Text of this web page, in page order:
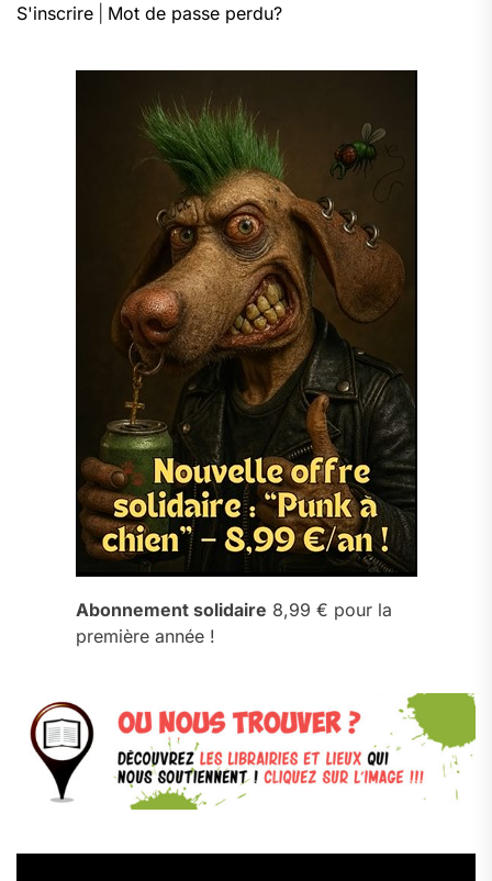
S'inscrire Mot de passe perdu?
Abonnement solidaire 8,99 € pour la
première année !